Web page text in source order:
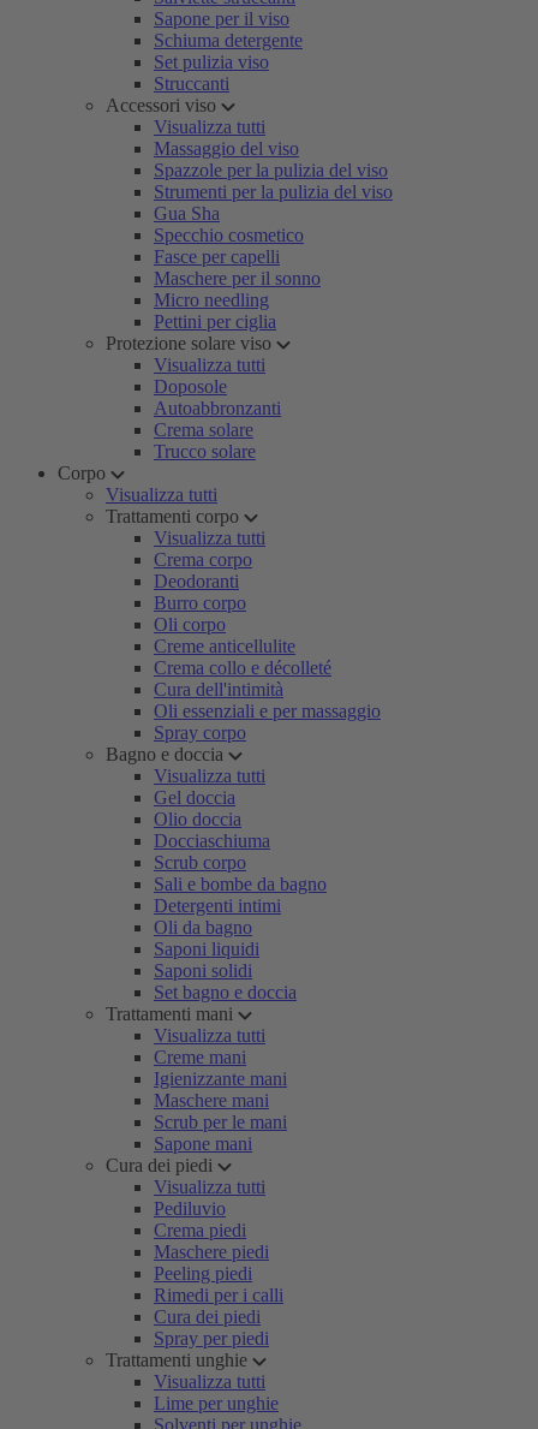
Sapone per il viso
Schiuma detergente
Set pulizia viso
Struccanti
Accessori viso
Visualizza tutti
Massaggio del viso
Spazzole per la pulizia del viso
Strumenti per la pulizia del viso
Gua Sha
Specchio cosmetico
Fasce per capelli
Maschere per il sonno
Micro needling
Pettini per ciglia
Protezione solare viso
Visualizza tutti
Doposole
Autoabbronzanti
Crema solare
Trucco solare
Corpo
Visualizza tutti
Trattamenti corpo
Visualizza tutti
Crema corpo
Deodoranti
Burro corpo
Oli corpo
Creme anticellulite
Crema collo e décolleté
Cura dell'intimità
Oli essenziali e per massaggio
Spray corpo
Bagno e doccia
Visualizza tutti
Gel doccia
Olio doccia
Docciaschiuma
Scrub corpo
Sali e bombe da bagno
Detergenti intimi
Oli da bagno
Saponi liquidi
Saponi solidi
Set bagno e doccia
Trattamenti mani
Visualizza tutti
Creme mani
Igienizzante mani
Maschere mani
Scrub per le mani
Sapone mani
Cura dei piedi
Visualizza tutti
Pediluvio
Crema piedi
Maschere piedi
Peeling piedi
Rimedi per i calli
Cura dei piedi
Spray per piedi
Trattamenti unghie
Visualizza tutti
Lime per unghie
Solventi per unghie